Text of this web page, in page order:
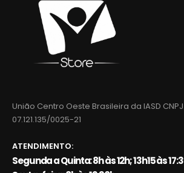
União Centro Oeste Brasileira da IASD CNPJ
07.121.135/0025-21
ATENDIMENTO:
Segunda a Quinta: 8h às 12h; 13h15 às